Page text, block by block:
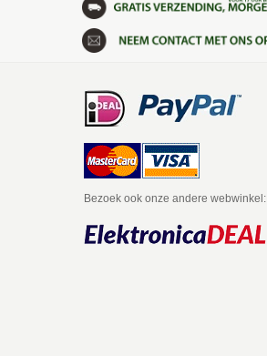
Bezoek ook onze andere webwinkel: